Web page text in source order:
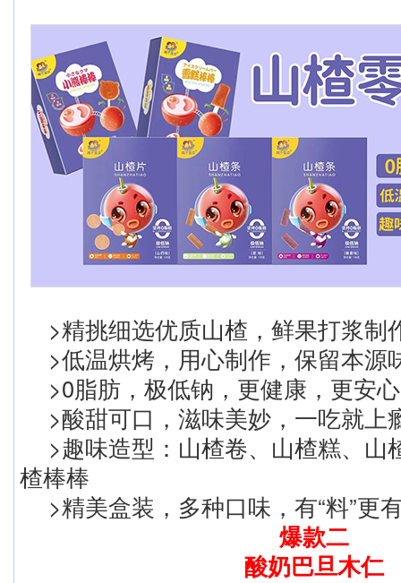
>精挑细选优质山楂，鲜果打浆制
>低温烘烤，用心制作，保留本源
>0脂肪，极低钠，更健康，更安心
>酸甜可口，滋味美妙，一吃就上
>趣味造型：山楂卷、山楂糕、山
楂棒棒
>精美盒装，多种口味，有“料”更
爆款二
酸奶巴旦木仁